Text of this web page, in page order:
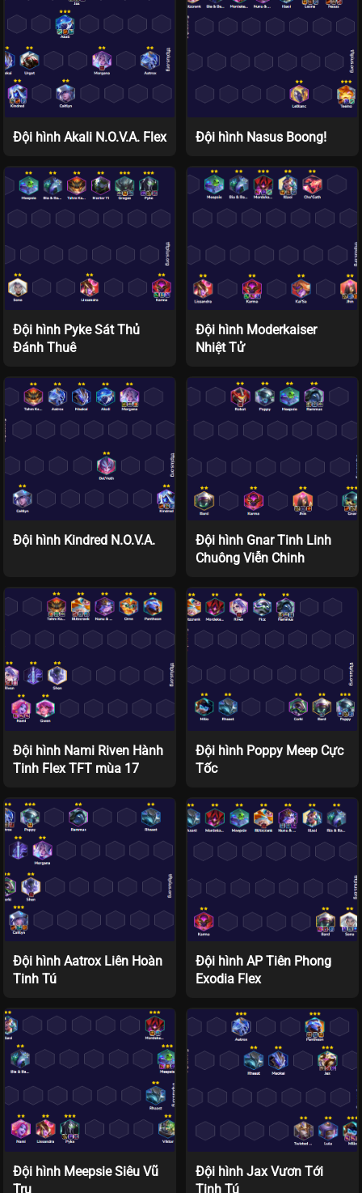
Đội hình Akali N.O.V.A. Flex Đội hình Nasus Boong!
Đội hình Pyke Sát Thủ
Đánh Thuê
Đội hình Moderkaiser
Nhiệt Tử
Đội hình Kindred N.O.V.A.
Đội hình Gnar Tinh Linh
Chuông Viễn Chinh
Đội hình Nami Riven Hành
Tinh Flex TFT mùa 17
Đội hình Poppy Meep Cực
Tốc
Đội hình Aatrox Liên Hoàn
Tinh Tú
Đội hình AP Tiên Phong
Exodia Flex
Đội hình Meepsie Siêu Vũ
Trụ
Đội hình Jax Vươn Tới
Tinh Tú